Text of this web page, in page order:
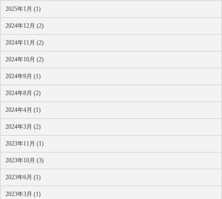
2025年1月 (1)
2024年12月 (2)
2024年11月 (2)
2024年10月 (2)
2024年9月 (1)
2024年8月 (2)
2024年4月 (1)
2024年3月 (2)
2023年11月 (1)
2023年10月 (3)
2023年6月 (1)
2023年3月 (1)